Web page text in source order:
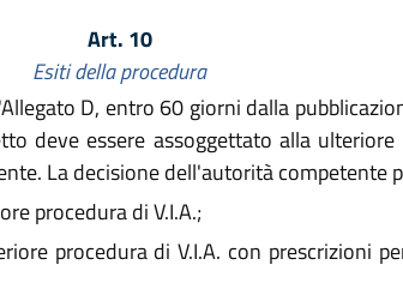
Art. 10
Esiti della procedura
D, entro 60 giorni dalla
deve essere assoggettato alla ulteriore
La decisione dell'autorità competente
procedura di V.I.A.;
procedura di V.I.A. con prescrizioni